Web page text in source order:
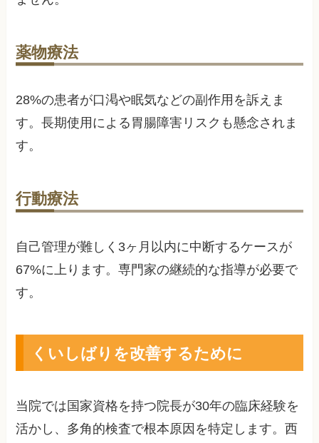
薬物療法
28%の患者が口渇や眠気などの副作用を訴えま
す。長期使用による胃腸障害リスクも懸念されま
す。
行動療法
自己管理が難しく3ヶ月以内に中断するケースが
67%に上ります。専門家の継続的な指導が必要で
す。
くいしばりを改善するために
当院では国家資格を持つ院長が30年の臨床経験を
活かし、多角的検査で根本原因を特定します。西